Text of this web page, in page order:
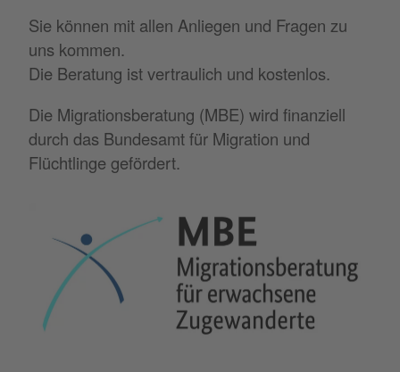
Sie können mit allen Anliegen und Fragen zu
uns kommen.
Die Beratung ist vertraulich und kostenlos.
Die Migrationsberatung (MBE) wird finanziell
durch das Bundesamt für Migration und
Flüchtlinge gefördert.